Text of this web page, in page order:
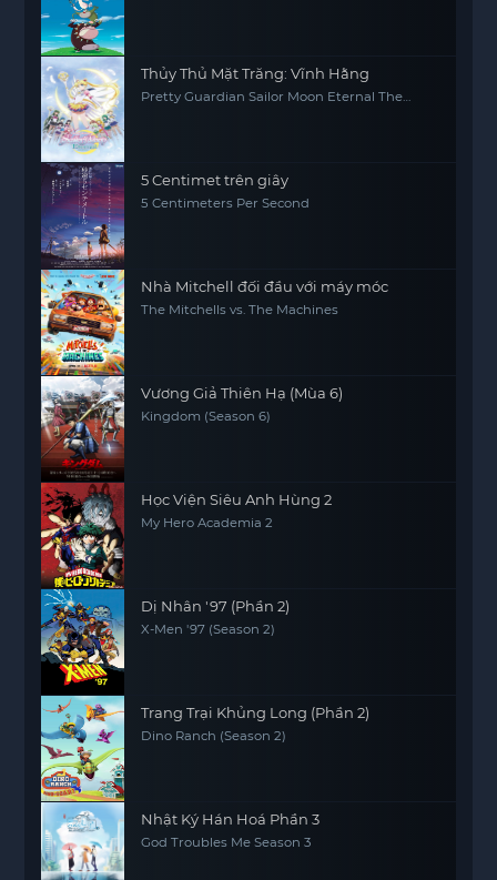
Thủy Thủ Mặt Trăng: Vĩnh Hằng
Pretty Guardian Sailor Moon Eternal The
5 Centimet trên giây
5 Centimeters Per Second
Nhà Mitchell đối đầu với máy móc
The Mitchells vs. The Machines
Vương Giả Thiên Hạ (Mùa 6)
Kingdom (Season 6)
Học Viện Siêu Anh Hùng 2
My Hero Academia 2
Dị Nhân '97 (Phần 2)
X-Men '97 (Season 2)
Trang Trại Khủng Long (Phần 2)
Dino Ranch (Season 2)
Nhật Ký Hán Hoá Phần 3
God Troubles Me Season 3